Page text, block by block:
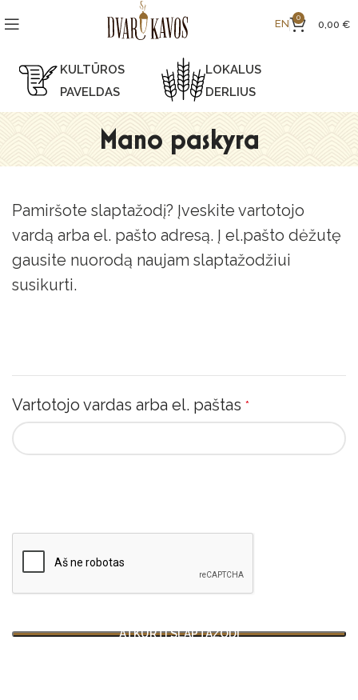
EN 0
0,00 €
KULTŪROS
PAVELDAS
LOKALUS
DERLIUS
Mano paskyra
Pamiršote slaptažodį? Įveskite vartotojo
vardą arba el. pašto adresą. Į el.pašto dėžutę
gausite nuorodą naujam slaptažodžiui
susikurti.
Vartotojo vardas arba el. paštas *
ATKURTI SLAPTAŽODĮ